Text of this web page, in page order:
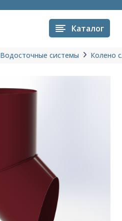
Каталог
Водосточные системы Колено